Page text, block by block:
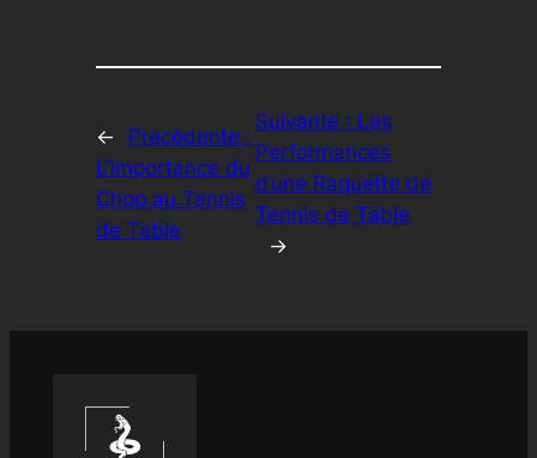
←
Précédente :
L’importance du
Chop au Tennis
de Table
Suivante : Les
Performances
d’une Raquette de
Tennis de Table
→